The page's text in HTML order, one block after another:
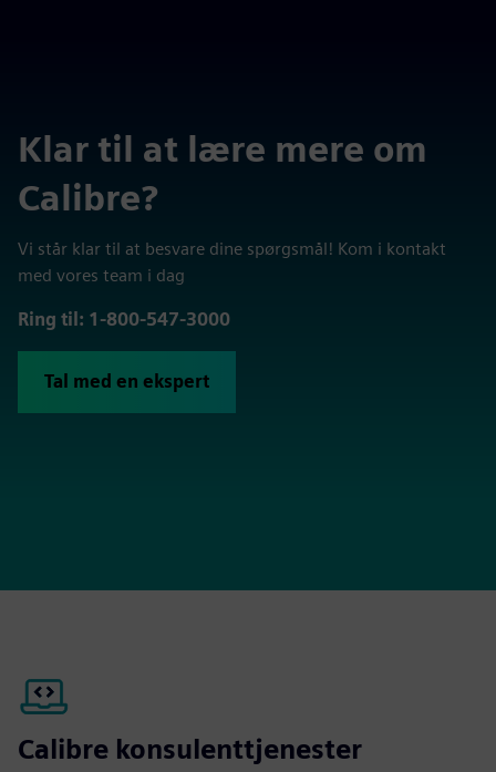
Klar til at lære mere om
Calibre?
Vi står klar til at besvare dine spørgsmål! Kom i kontakt
med vores team i dag
Ring til: 1-800-547-3000
Tal med en ekspert
Calibre konsulenttjenester